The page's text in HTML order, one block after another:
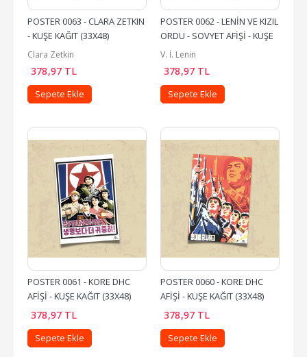
POSTER 0063 - CLARA ZETKIN
- KUŞE KAĞIT (33X48)
Clara Zetkin
378,97 TL
Sepete Ekle
POSTER 0062 - LENİN VE KIZIL
ORDU - SOVYET AFİŞİ - KUŞE
KAĞIT (33X48)
V. İ. Lenin
378,97 TL
Sepete Ekle
POSTER 0061 - KORE DHC
AFİŞİ - KUŞE KAĞIT (33X48)
378,97 TL
Sepete Ekle
POSTER 0060 - KORE DHC
AFİŞİ - KUŞE KAĞIT (33X48)
378,97 TL
Sepete Ekle